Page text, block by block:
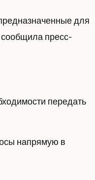
для
пресс-
передать
напрямую в